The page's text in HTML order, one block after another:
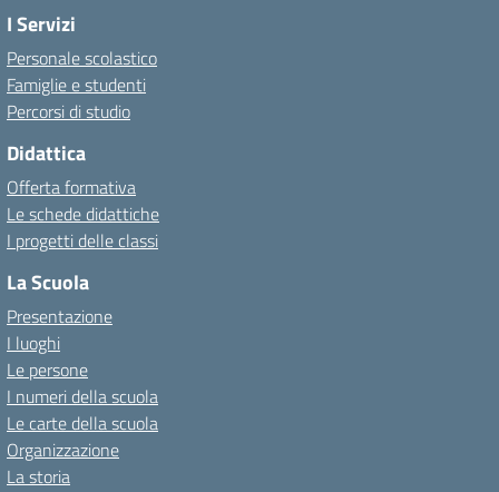
I Servizi
Personale scolastico
Famiglie e studenti
Percorsi di studio
Didattica
Offerta formativa
Le schede didattiche
I progetti delle classi
La Scuola
Presentazione
I luoghi
Le persone
I numeri della scuola
Le carte della scuola
Organizzazione
La storia